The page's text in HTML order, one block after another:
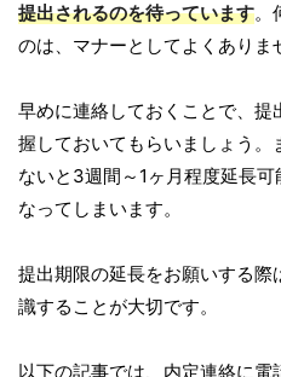
提出されるのを待っています。
のは、マナーとしてよくありま
早めに連絡しておくことで、
握しておいてもらいましょう
ないと3週間～1ヶ月程度延長
なってしまいます。
提出期限の延長をお願いする
識することが大切です。
以下の記事では、内定連絡に